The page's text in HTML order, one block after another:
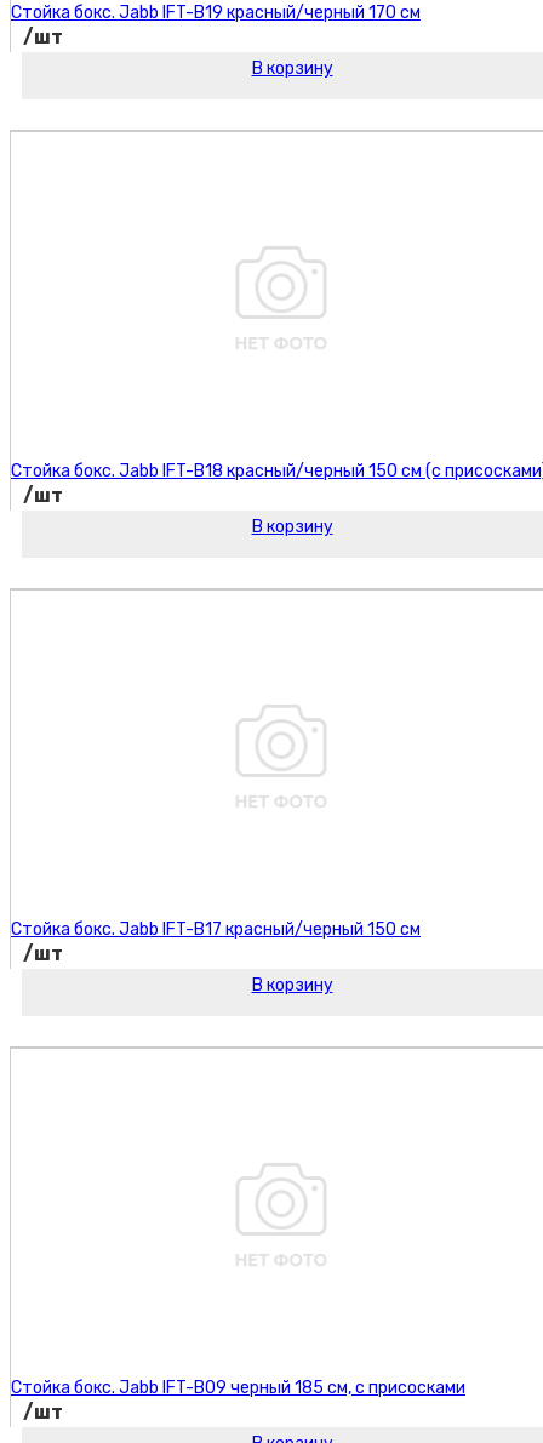
Стойка бокс. Jabb IFT-B19 красный/черный 170 см
/шт
В корзину
Стойка бокс. Jabb IFT-B18 красный/черный 150 см (с
/шт
В корзину
Стойка бокс. Jabb IFT-B17 красный/черный 150 см
/шт
В корзину
Стойка бокс. Jabb IFT-B09 черный 185 см, с присосками
/шт